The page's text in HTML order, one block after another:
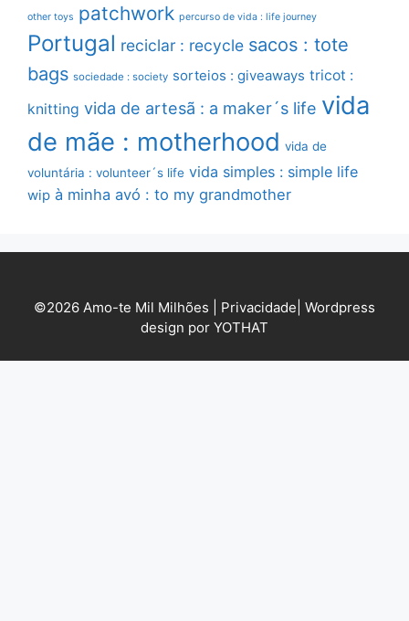
other toys patchwork percurso de vida : life journey
Portugal reciclar : recycle sacos : tote
bags sociedade : society sorteios : giveaways tricot :
knitting vida de artesã : a maker´s life vida
de mãe : motherhood vida de
voluntária : volunteer´s life vida simples : simple life
wip à minha avó : to my grandmother
©2026 Amo-te Mil Milhões | Privacidade Wordpress
design por YOTHAT